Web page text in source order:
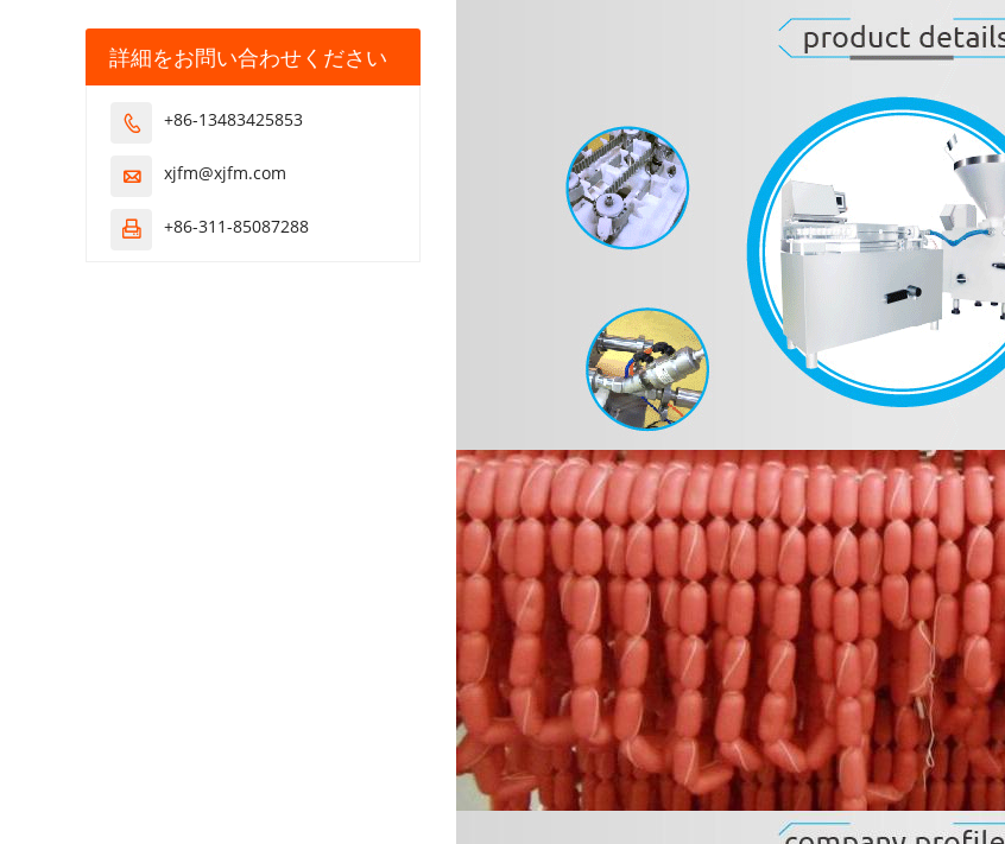
詳細をお問い合わせください
 +86-13483425853
 xjfm@xjfm.com
 +86-311-85087288